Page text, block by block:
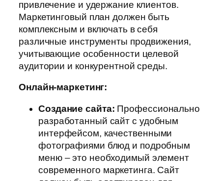
привлечение и удержание клиентов.
Маркетинговый план должен быть
комплексным и включать в себя
различные инструменты продвижения,
учитывающие особенности целевой
аудитории и конкурентной среды.
Онлайн-маркетинг:
Создание сайта: Профессионально
разработанный сайт с удобным
интерфейсом, качественными
фотографиями блюд и подробным
меню – это необходимый элемент
современного маркетинга. Сайт